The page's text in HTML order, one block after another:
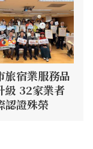
旅宿業服務品
級 32家業者
認證殊榮